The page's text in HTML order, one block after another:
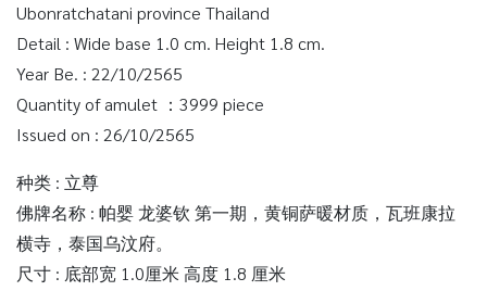
Ubonratchatani province Thailand
Detail : Wide base 1.0 cm. Height 1.8 cm.
Year Be. : 22/10/2565
Quantity of amulet ：3999 piece
Issued on : 26/10/2565
种类 : 立尊
佛牌名称 : 帕婴 龙婆钦 第一期，黄铜萨暖材质，瓦班康拉
横寺，泰国乌汶府。
尺寸 : 底部宽 1.0厘米 高度 1.8 厘米